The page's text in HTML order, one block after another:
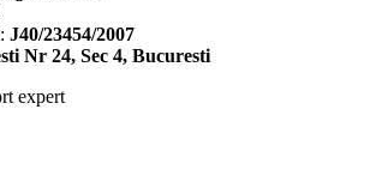
: J40/23454/2007
Nr 24, Sec 4, Bucuresti